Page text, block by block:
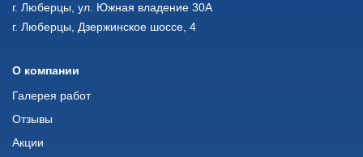
г. Люберцы, ул. Южная владение 30А
г. Люберцы, Дзержинское шоссе, 4
О компании
Галерея работ
Отзывы
Акции